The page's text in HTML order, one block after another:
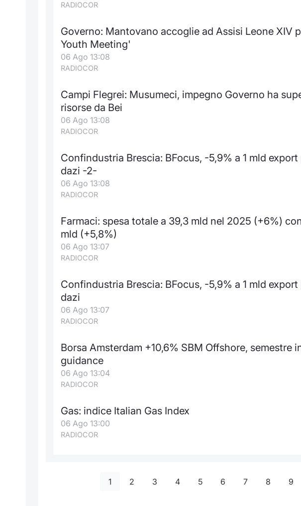
RADIOCOR
Governo: Mantovano accoglie ad Assisi Leone XIV
Youth Meeting'
06 Ago 13:08
RADIOCOR
Campi Flegrei: Musumeci, impegno Governo ha
risorse da Bei
06 Ago 13:08
RADIOCOR
Confindustria Brescia: BFocus, -5,9% a 1 mld
dazi -2-
06 Ago 13:08
RADIOCOR
Farmaci: spesa totale a 39,3 mld nel 2025 (+6%)
mld (+5,8%)
06 Ago 13:07
RADIOCOR
Confindustria Brescia: BFocus, -5,9% a 1 mld
dazi
06 Ago 13:07
RADIOCOR
Borsa Amsterdam +10,6% SBM Offshore, semestre
guidance
06 Ago 13:04
RADIOCOR
Gas: indice Italian Gas Index
06 Ago 13:00
RADIOCOR
1 2 3 4 5 6 7 8 9